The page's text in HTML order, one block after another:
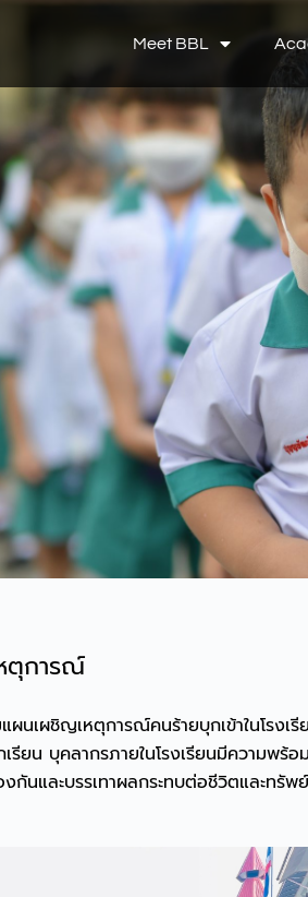
Meet BBL
ตุการณ์
ผนเผชิญเหตุการณ์คนร้ายบุกเข้าในโรง
ยน บุคลากรภายในโรงเรียนมีความพร้อ
นและบรรเทาผลกระทบต่อชีวิตและทรัพ